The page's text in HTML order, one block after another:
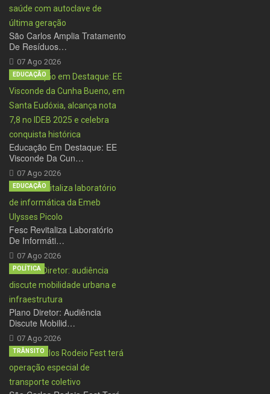
São Carlos Amplia Tratamento
De Resíduos…
07 Ago 2026
Educação Em Destaque: EE
Visconde Da Cun…
07 Ago 2026
EDUCAÇÃO
Fesc Revitaliza Laboratório
De Informáti…
07 Ago 2026
EDUCAÇÃO
Plano Diretor: Audiência
Discute Mobilid…
07 Ago 2026
POLÍTICA
TRÂNSITO